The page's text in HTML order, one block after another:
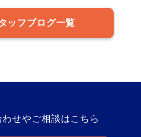
ッフブログ一覧
せやご相談はこちら